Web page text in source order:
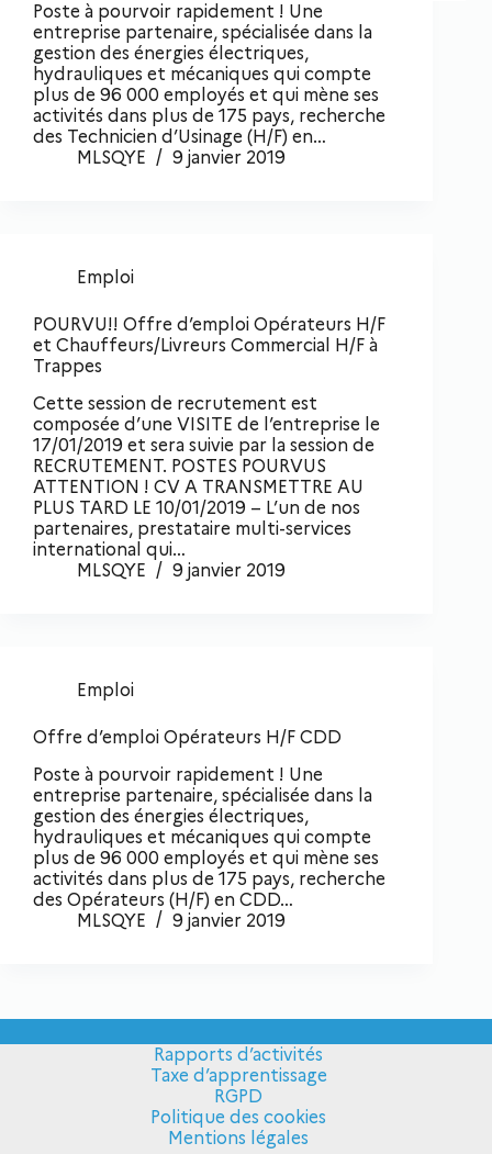
Poste à pourvoir rapidement ! Une
entreprise partenaire, spécialisée dans la
gestion des énergies électriques,
hydrauliques et mécaniques qui compte
plus de 96 000 employés et qui mène ses
activités dans plus de 175 pays, recherche
des Technicien d’Usinage (H/F) en…
MLSQYE
9 janvier 2019
Emploi
POURVU!! Offre d’emploi Opérateurs H/F
et Chauffeurs/Livreurs Commercial H/F à
Trappes
Cette session de recrutement est
composée d’une VISITE de l’entreprise le
17/01/2019 et sera suivie par la session de
RECRUTEMENT. POSTES POURVUS
ATTENTION ! CV A TRANSMETTRE AU
PLUS TARD LE 10/01/2019 – L’un de nos
partenaires, prestataire multi-services
international qui…
MLSQYE
9 janvier 2019
Emploi
Offre d’emploi Opérateurs H/F CDD
Poste à pourvoir rapidement ! Une
entreprise partenaire, spécialisée dans la
gestion des énergies électriques,
hydrauliques et mécaniques qui compte
plus de 96 000 employés et qui mène ses
activités dans plus de 175 pays, recherche
des Opérateurs (H/F) en CDD…
MLSQYE
9 janvier 2019
Rapports d’activités
Taxe d’apprentissage
RGPD
Politique des cookies
Mentions légales